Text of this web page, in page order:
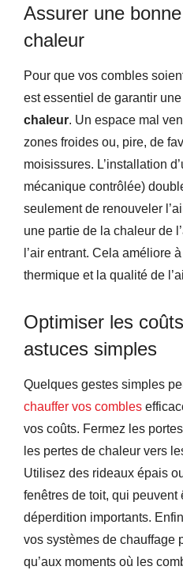
Assurer une
chaleur
Pour que vos combles
est essentiel de garantir
chaleur. Un espace mal
zones froides ou, pire, de
moisissures. L’installation
mécanique contrôlée)
seulement de renouveler
une partie de la chaleur de
l’air entrant. Cela améliore
thermique et la qualité de
Optimiser les
astuces simples
Quelques gestes simples
chauffer vos combles
vos coûts. Fermez les
les pertes de chaleur vers
Utilisez des rideaux épais
fenêtres de toit, qui peuvent
déperdition importants.
vos systèmes de chauffage
qu’aux moments où les